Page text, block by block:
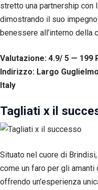
stretto una partnership con
dimostrando il suo
benessere all’interno della
Valutazione: 4.9/ 5 — 199
Indirizzo: Largo
Italy
Tagliati x il
Situato nel cuore di
come un faro per gli
offrendo un’esperienza